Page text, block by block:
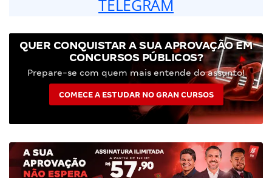
TELEGRAM
QUER CONQUISTAR A SUA APROVAÇÃO EM
CONCURSOS PÚBLICOS?
Prepare-se com quem mais entende do assunto!
COMECE A ESTUDAR NO GRAN CURSOS